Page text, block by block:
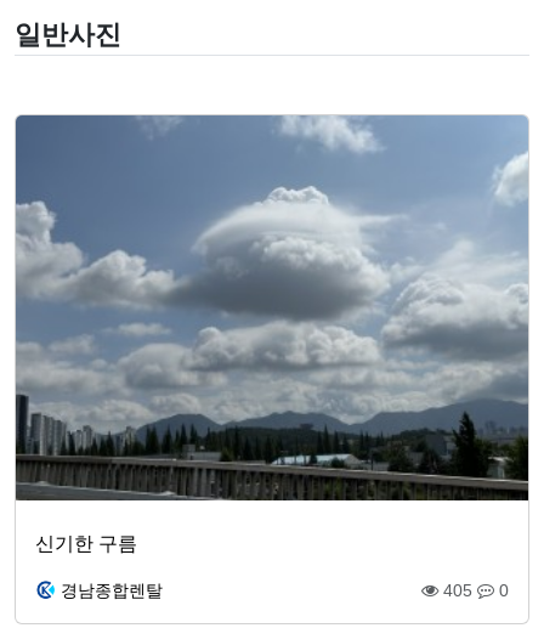
일반사진
신기한 구름
경남종합렌탈 405 0